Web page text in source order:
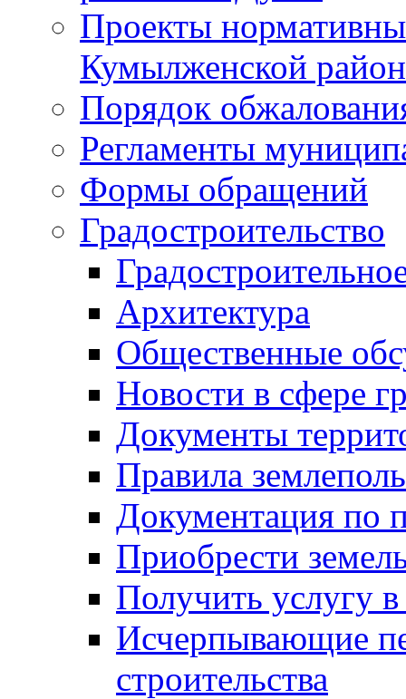
Проекты
Кумылженской
Порядок
Регламенты
Формы обращений
Градостроительство
Архитектура
Общественные
Новости в сфере
Документы
Правила
Документация по
Приобрести
Получить услугу в
Исчерпывающие
строительства